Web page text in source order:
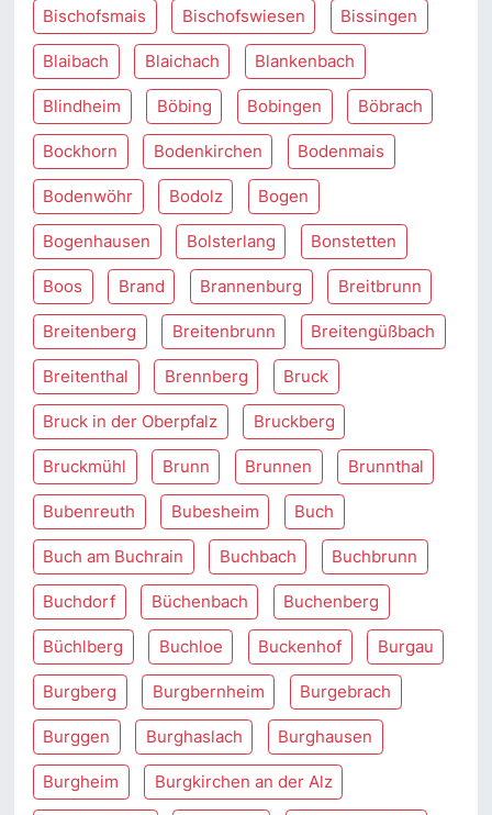
Bischofsmais Bischofswiesen Bissingen
Blaibach Blaichach Blankenbach
Blindheim Böbing Bobingen Böbrach
Bockhorn Bodenkirchen Bodenmais
Bodenwöhr Bodolz Bogen
Bogenhausen Bolsterlang Bonstetten
Boos Brand Brannenburg Breitbrunn
Breitenberg Breitenbrunn Breitengüßbach
Breitenthal Brennberg Bruck
Bruck in der Oberpfalz Bruckberg
Bruckmühl Brunn Brunnen Brunnthal
Bubenreuth Bubesheim Buch
Buch am Buchrain Buchbach Buchbrunn
Buchdorf Büchenbach Buchenberg
Büchlberg Buchloe Buckenhof Burgau
Burgberg Burgbernheim Burgebrach
Burggen Burghaslach Burghausen
Burgheim Burgkirchen an der Alz